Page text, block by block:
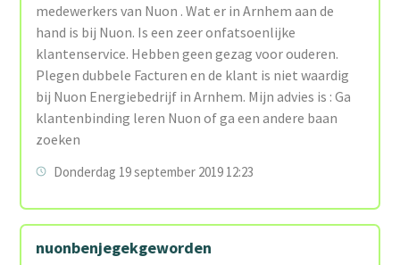
medewerkers van Nuon . Wat er in Arnhem aan de
hand is bij Nuon. Is een zeer onfatsoenlijke
klantenservice. Hebben geen gezag voor ouderen.
Plegen dubbele Facturen en de klant is niet waardig
bij Nuon Energiebedrijf in Arnhem. Mijn advies is : Ga
klantenbinding leren Nuon of ga een andere baan
zoeken
Donderdag 19 september 2019 12:23
nuonbenjegekgeworden